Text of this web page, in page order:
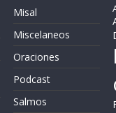
Misal
Miscelaneos
Oraciones
Podcast
Salmos